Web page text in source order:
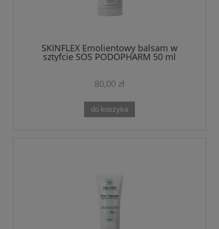
SKINFLEX Emolientowy balsam w
sztyfcie SOS PODOPHARM 50 ml
80,00 zł
do koszyka